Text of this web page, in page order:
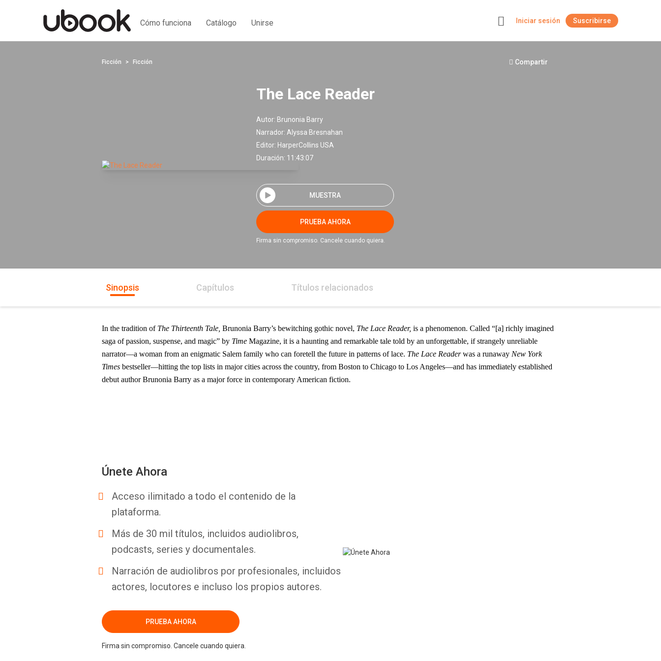
Cómo funciona Catálogo Unirse Iniciar sesión Suscribirse
Ficción Ficción Compartir
The Lace Reader
Autor: Brunonia Barry
Narrador: Alyssa Bresnahan
Editor: HarperCollins USA
Duración: 11:43:07
MUESTRA
PRUEBA AHORA
Firma sin compromiso. Cancele cuando quiera.
Sinopsis Capítulos Títulos relacionados
In the tradition of The Thirteenth Tale, Brunonia Barry’s bewitching gothic novel, The Lace Reader, is a phenomenon. Called “[a] richly imagined
saga of passion, suspense, and magic” by Time Magazine, it is a haunting and remarkable tale told by an unforgettable, if strangely unreliable
narrator—a woman from an enigmatic Salem family who can foretell the future in patterns of lace. The Lace Readerwas a runaway New York
Times bestseller—hitting the top lists in major cities across the country, from Boston to Chicago to Los Angeles—and has immediately established
debut author Brunonia Barry as a major force in contemporary American fiction.
Únete Ahora
Acceso ilimitado a todo el contenido de la
plataforma.
Más de 30 mil títulos, incluidos audiolibros,
podcasts, series y documentales.
Narración de audiolibros por profesionales, incluidos
actores, locutores e incluso los propios autores.
PRUEBA AHORA
Firma sin compromiso. Cancele cuando quiera.